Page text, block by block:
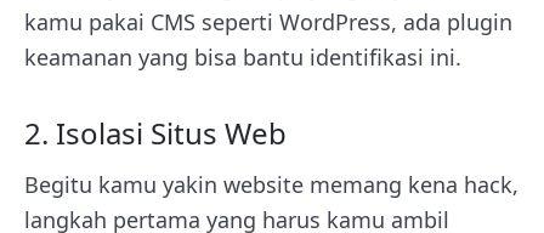
kamu pakai CMS seperti WordPress, ada plugin
keamanan yang bisa bantu identifikasi ini.
2. Isolasi Situs Web
Begitu kamu yakin website memang kena hack,
langkah pertama yang harus kamu ambil